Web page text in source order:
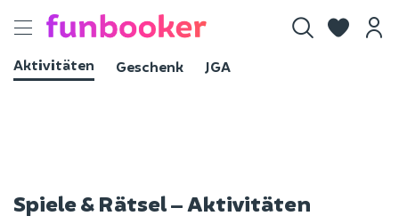
Toggle
Aktivitäten
Geschenk JGA
Spiele & Rätsel – Aktivitäten